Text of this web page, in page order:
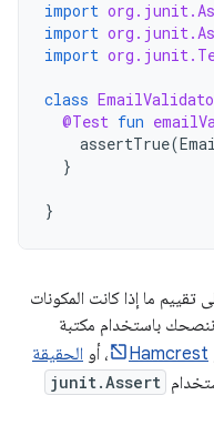
import
import
import
class
@Test fun
assertTrue(
}
}
تقييم ما إذا كانت المكونات
ننصحك باستخدام مكتبة
Hamcrest ، أو الحقيقة
junit.Assert